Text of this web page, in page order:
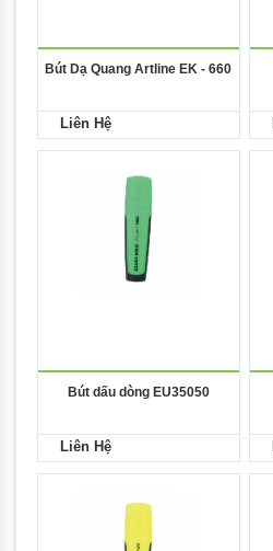
Bút Dạ Quang Artline EK - 660
Liên Hệ
Bút dấu dòng EU35050
Liên Hệ